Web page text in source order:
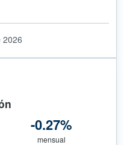
2026
-0.27%
mensual